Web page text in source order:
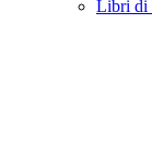
Libri di